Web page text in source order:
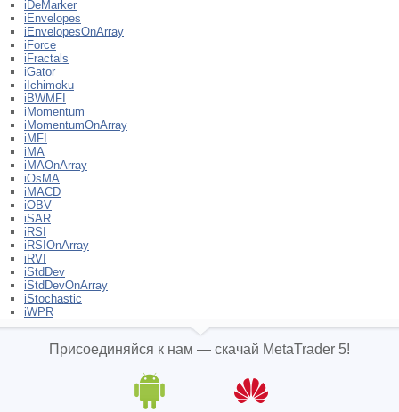
iDeMarker
iEnvelopes
iEnvelopesOnArray
iForce
iFractals
iGator
iIchimoku
iBWMFI
iMomentum
iMomentumOnArray
iMFI
iMA
iMAOnArray
iOsMA
iMACD
iOBV
iSAR
iRSI
iRSIOnArray
iRVI
iStdDev
iStdDevOnArray
iStochastic
iWPR
Присоединяйся к нам — скачай MetaTrader 5!